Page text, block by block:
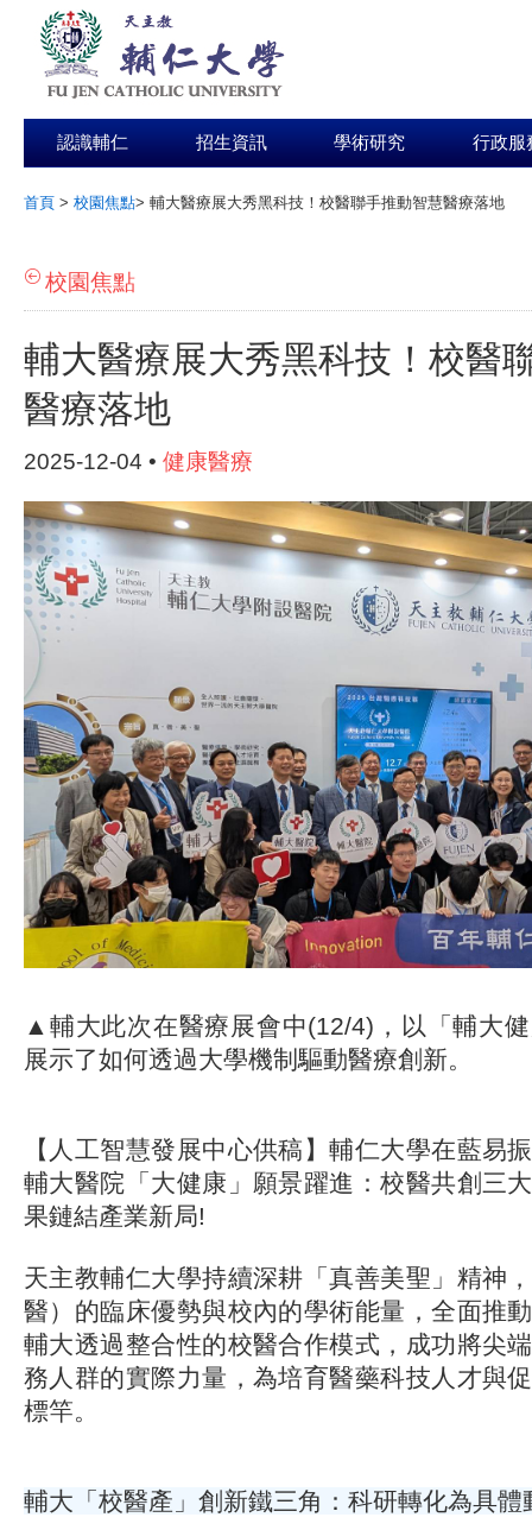
認識輔仁 招生資訊 學術研究 行政服
首頁 > 校園焦點> 輔大醫療展大秀黑科技！校醫聯手推動智慧醫療落地
校園焦點
輔大醫療展大秀黑科技！校醫
醫療落地
2025-12-04 • 健康醫療
▲輔大此次在醫療展會中(12/4)，以「輔大
展示了如何透過大學機制驅動醫療創新。
【人工智慧發展中心供稿】輔仁大學在藍易
輔大醫院「大健康」願景躍進：校醫共創三
果鏈結產業新局!
天主教輔仁大學持續深耕「真善美聖」精神
醫）的臨床優勢與校內的學術能量，全面推
輔大透過整合性的校醫合作模式，成功將尖
務人群的實際力量，為培育醫藥科技人才與
標竿。
輔大「校醫產」創新鐵三角：科研轉化為具體